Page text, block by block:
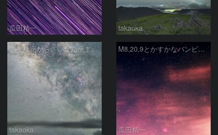
瓜田精一 takaoka
さそり座からさいだん座までの天の川
takaoka
M8,20,9とかすかなバンビの横顔
瓜田精一